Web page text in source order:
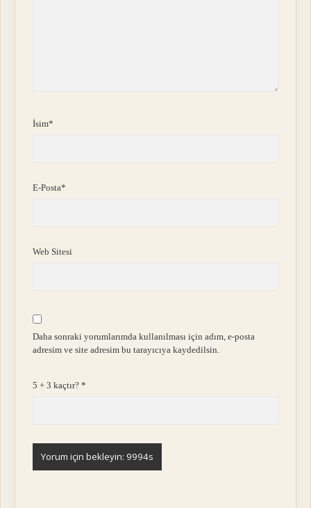
İsim*
E-Posta*
Web Sitesi
Daha sonraki yorumlarımda kullanılması için adım, e-posta
adresim ve site adresim bu tarayıcıya kaydedilsin.
5 + 3 kaçtır?*